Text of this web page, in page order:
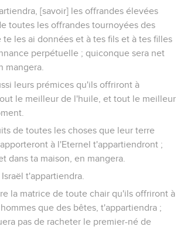
[savoir] les offrandes élevées
toutes les offrandes tournoyées des
te les ai données et à tes fils et à tes filles
perpétuelle ; quiconque sera net
mangera.
leurs prémices qu'ils offriront à
le meilleur de l'huile, et tout le meilleur
de toutes les choses que leur terre
à l'Eternel t'appartiendront ;
dans ta maison, en mangera.
t'appartiendra.
la matrice de toute chair qu'ils offriront à
que des bêtes, t'appartiendra ;
pas de racheter le premier-né de